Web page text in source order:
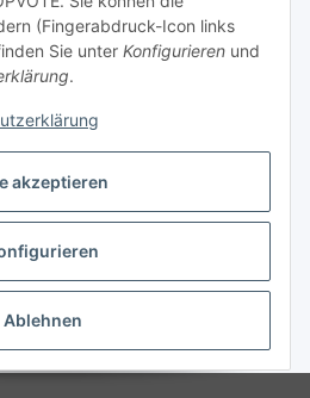
akzeptieren
Ablehnen
(Fingerabdruck-Icon links
Sie unter Konfigurieren und
.